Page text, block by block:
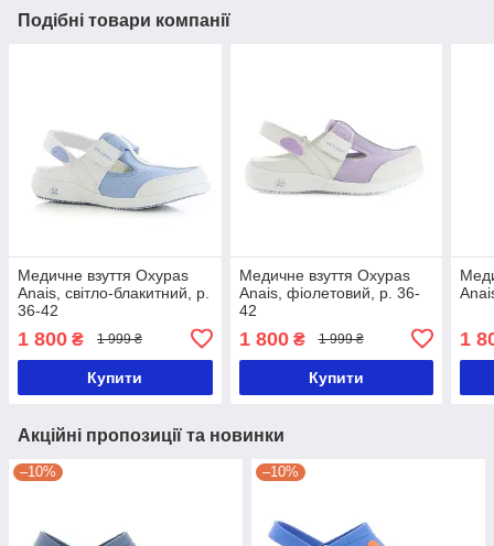
Подібні товари компанії
Медичне взуття Oxypas
Anais, світло-блакитний, р.
36-42
1 800 ₴ 1 999 ₴
Купити
Медичне взуття Oxypas
Anais, фіолетовий, р. 36-
42
1 800₴ 1 999 ₴
Купити
1
Акційні пропозиції та новинки
–10% –10%